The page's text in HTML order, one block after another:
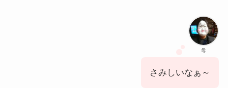
母
さみしいなぁ～